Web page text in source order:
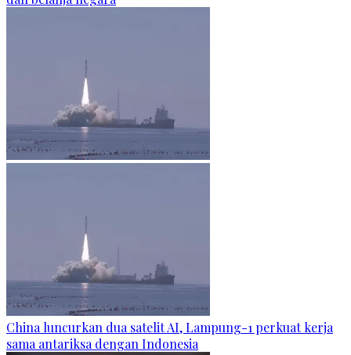
China luncurkan dua satelit AI, Lampung-1 perkuat kerja
sama antariksa dengan Indonesia